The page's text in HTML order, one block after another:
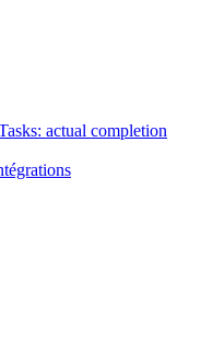
actual completion